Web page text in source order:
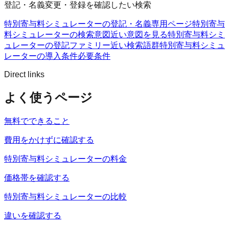
登記・名義変更・登録を確認したい検索
特別寄与料シミュレーターの登記・名義専用ページ特別寄与
料シミュレーターの検索意図近い意図を見る特別寄与料シミ
ュレーターの登記ファミリー近い検索語群特別寄与料シミュ
レーターの導入条件必要条件
Direct links
よく使うページ
無料でできること
費用をかけずに確認する
特別寄与料シミュレーターの料金
価格帯を確認する
特別寄与料シミュレーターの比較
違いを確認する